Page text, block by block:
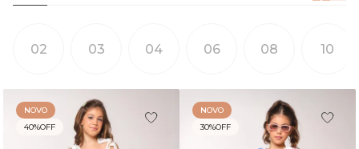
02 03 04 06 08 10
40%OFF
NOVO
30%OFF
NOVO